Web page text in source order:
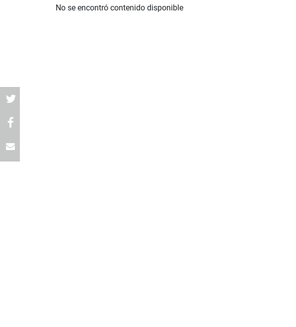
No se encontró contenido disponible